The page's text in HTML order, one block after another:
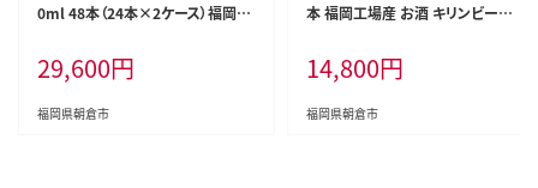
0ml 48本（24本×2ケース）福岡工
り キリン一番搾り 1週間以内 発送
29,600円
福岡県朝倉市
本 福岡工場産 お酒 キリンビール
ケース 一番搾り麦汁 麦100％ すみ
きった味わい
14,800円
福岡県朝倉市